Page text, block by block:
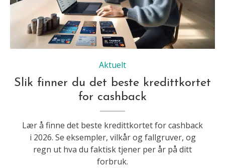
Aktuelt
Slik finner du det beste kredittkortet
for cashback
Lær å finne det beste kredittkortet for cashback
i 2026. Se eksempler, vilkår og fallgruver, og
regn ut hva du faktisk tjener per år på ditt
forbruk.